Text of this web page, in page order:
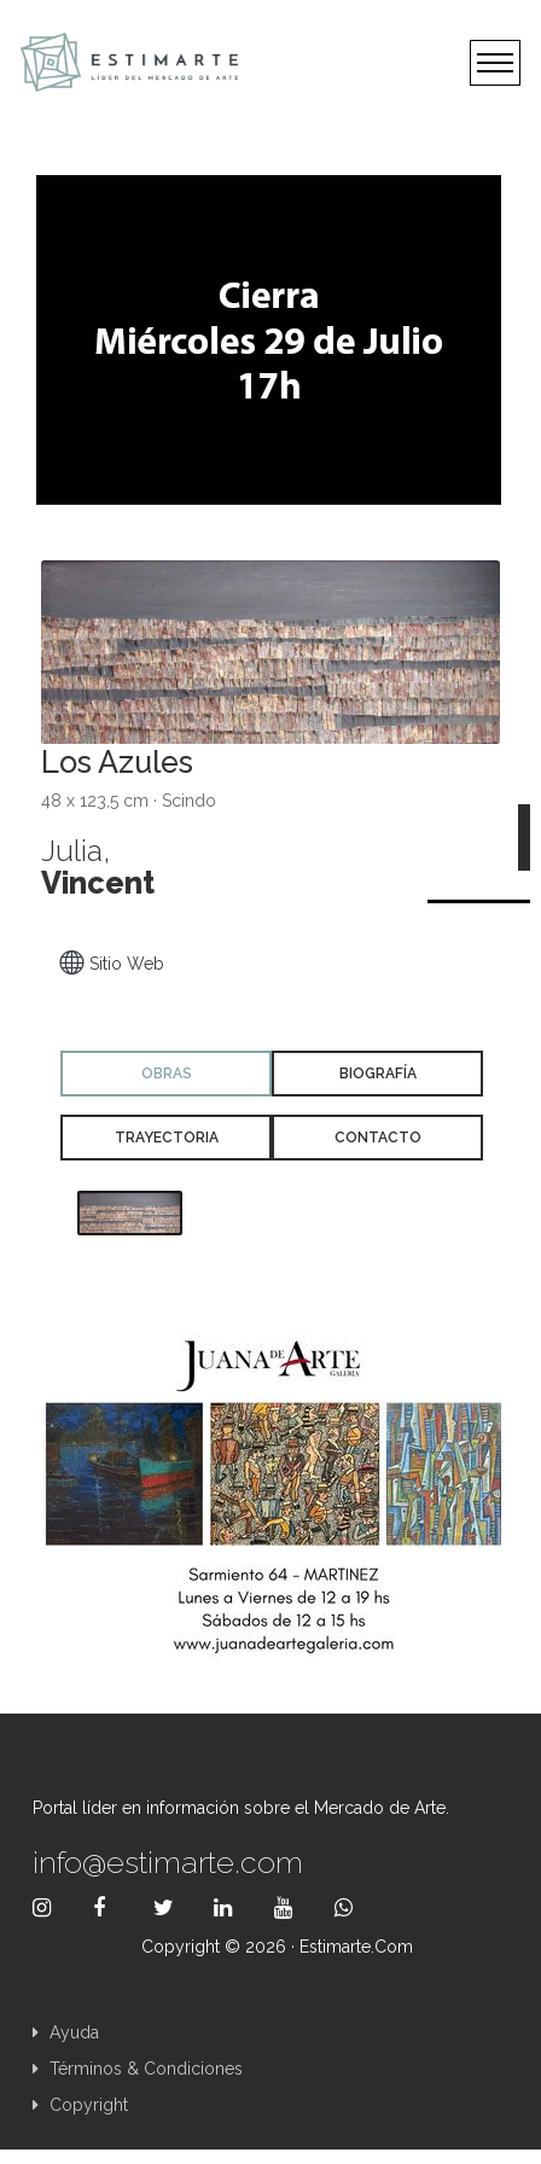
Julia,
Vincent
Sitio Web
OBRAS BIOGRAFÍA
TRAYECTORIA CONTACTO
Los Azules
48 x 123,5 cm · Scindo
Portal líder en información sobre el Mercado de Arte.
info@estimarte.com
Copyright © 2026 · Estimarte.com
Ayuda
Términos & Condiciones
Copyright